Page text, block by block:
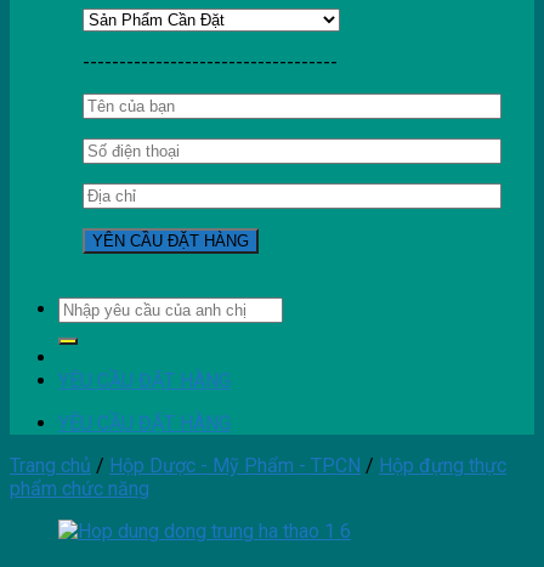
-----------------------------------
Tìm
kiếm:
YÊU CẦU ĐẶT HÀNG
YÊU CẦU ĐẶT HÀNG
Trang chủ / Hộp Dược - Mỹ Phẩm - TPCN / Hộp đựng thực
phẩm chức năng